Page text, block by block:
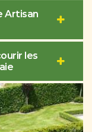
Artisan
les